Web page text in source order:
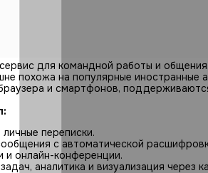
для командной работы и
похожа на популярные иностранные
и смартфонов,
переписки.
с автоматической
и онлайн-конференции.
аналитика и визуализация через